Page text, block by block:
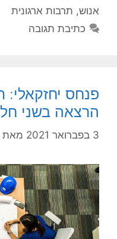
אנוש, תרבות ארגונית
כתיבת תגובה
פנחס יחזקאלי:
הרצאה בשני
3 בפברואר 2021 מאת